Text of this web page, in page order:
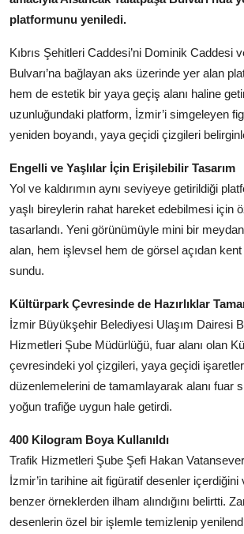
Asayiş
Köşe Yazısı
Dernek
Galeri
Gastronomi
platformunu yeniledi.
Kıbrıs Şehitleri Caddesi’ni Dominik Caddesi
Bulvarı’na bağlayan aks üzerinde yer alan
hem de estetik bir yaya geçiş alanı haline
uzunluğundaki platform, İzmir’i simgeleyen
yeniden boyandı, yaya geçidi çizgileri
Engelli ve Yaşlılar İçin Erişilebilir Tasarım
Yol ve kaldırımın aynı seviyeye getirildiği
yaşlı bireylerin rahat hareket edebilmesi için
tasarlandı. Yeni görünümüyle mini bir
alan, hem işlevsel hem de görsel açıdan kent
sundu.
Kültürpark Çevresinde de Hazırlıklar
İzmir Büyükşehir Belediyesi Ulaşım Dairesi
Hizmetleri Şube Müdürlüğü, fuar alanı olan
çevresindeki yol çizgileri, yaya geçidi
düzenlemelerini de tamamlayarak alanı fuar
yoğun trafiğe uygun hale getirdi.
400 Kilogram Boya Kullanıldı
Trafik Hizmetleri Şube Şefi Hakan
İzmir’in tarihine ait figüratif desenler içerdiğini
benzer örneklerden ilham alındığını belirtti.
desenlerin özel bir işlemle temizlenip